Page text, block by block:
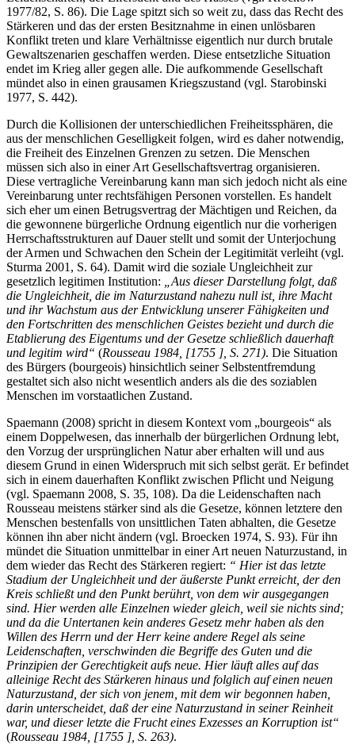
1977/82, S. 86). Die Lage spitzt sich so weit zu, dass das Recht des
Stärkeren und das der ersten Besitznahme in einen unlösbaren
Konflikt treten und klare Verhältnisse eigentlich nur durch brutale
Gewaltszenarien geschaffen werden. Diese entsetzliche Situation
endet im Krieg aller gegen alle. Die aufkommende Gesellschaft
mündet also in einen grausamen Kriegszustand (vgl. Starobinski
1977, S. 442).
Durch die Kollisionen der unterschiedlichen Freiheitssphären, die
aus der menschlichen Geselligkeit folgen, wird es daher notwendig,
die Freiheit des Einzelnen Grenzen zu setzen. Die Menschen
müssen sich also in einer Art Gesellschaftsvertrag organisieren.
Diese vertragliche Vereinbarung kann man sich jedoch nicht als eine
Vereinbarung unter rechtsfähigen Personen vorstellen. Es handelt
sich eher um einen Betrugsvertrag der Mächtigen und Reichen, da
die gewonnene bürgerliche Ordnung eigentlich nur die vorherigen
Herrschaftsstrukturen auf Dauer stellt und somit der Unterjochung
der Armen und Schwachen den Schein der Legitimität verleiht (vgl.
Sturma 2001, S. 64). Damit wird die soziale Ungleichheit zur
gesetzlich legitimen Institution:
„Aus dieser Darstellung folgt, daß
die Ungleichheit, die im Naturzustand nahezu null ist, ihre Macht
und ihr Wachstum aus der Entwicklung unserer Fähigkeiten und
den Fortschritten des menschlichen Geistes bezieht und durch die
Etablierung des Eigentums und der Gesetze schließlich dauerhaft
und legitim wird“ (Rousseau 1984, [1755 ], S. 271). Die Situation
des Bürgers (bourgeois) hinsichtlich seiner Selbstentfremdung
gestaltet sich also nicht wesentlich anders als die des soziablen
Menschen im vorstaatlichen Zustand.
Spaemann (2008) spricht in diesem Kontext vom „bourgeois“ als
einem Doppelwesen, das innerhalb der bürgerlichen Ordnung lebt,
den Vorzug der ursprünglichen Natur aber erhalten will und aus
diesem Grund in einen Widerspruch mit sich selbst gerät. Er befindet
sich in einem dauerhaften Konflikt zwischen Pflicht und Neigung
(vgl. Spaemann 2008, S. 35, 108). Da die Leidenschaften nach
Rousseau meistens stärker sind als die Gesetze, können letztere den
Menschen bestenfalls von unsittlichen Taten abhalten, die Gesetze
können ihn aber nicht ändern (vgl. Broecken 1974, S. 93). Für ihn
mündet die Situation unmittelbar in einer Art neuen Naturzustand, in
dem wieder das Recht des Stärkeren regiert: “ Hier ist das letzte
Stadium der Ungleichheit und der äußerste Punkt erreicht, der den
Kreis schließt und den Punkt berührt, von dem wir ausgegangen
sind. Hier werden alle Einzelnen wieder gleich, weil sie nichts sind;
und da die Untertanen kein anderes Gesetz mehr haben als den
Willen des Herrn und der Herr keine andere Regel als seine
Leidenschaften, verschwinden die Begriffe des Guten und die
Prinzipien der Gerechtigkeit aufs neue. Hier läuft alles auf das
alleinige Recht des Stärkeren hinaus und folglich auf einen neuen
Naturzustand, der sich von jenem, mit dem wir begonnen haben,
darin unterscheidet, daß der eine Naturzustand in seiner Reinheit
war, und dieser letzte die Frucht eines Exzesses an Korruption ist“
(Rousseau 1984, [1755 ], S. 263).